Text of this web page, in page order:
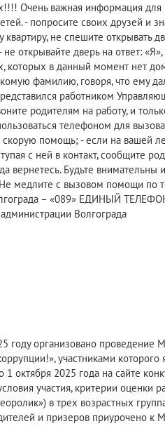
Очень важная информация
- попросите своих друзей и
не спешите открывать
открывайте дверь на ответ:
в данный момент нет
фамилию, говоря, что ему
работником
родителям на работу, и
телефоном для
помощь; - если на вашей
с ней в контакт, сообщите
вернетесь. Будьте
медлите с вызовом помощи по
– «089» ЕДИНЫЙ
Волгограда
году организовано
участниками которого
октября 2025 года на сайте
участия, критерии оценки
в трех возрастных
и призеров приурочено